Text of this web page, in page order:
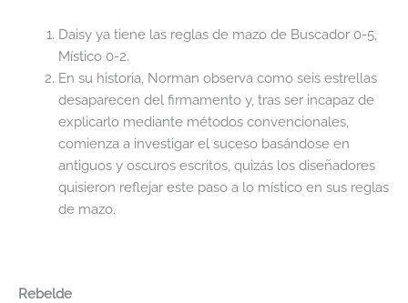
Daisy ya tiene las reglas de mazo de Buscador 0-5,
Místico 0-2.
En su historia, Norman observa como seis estrellas
desaparecen del firmamento y, tras ser incapaz de
explicarlo mediante métodos convencionales,
comienza a investigar el suceso basándose en
antiguos y oscuros escritos, quizás los diseñadores
quisieron reflejar este paso a lo místico en sus reglas
de mazo.
Rebelde